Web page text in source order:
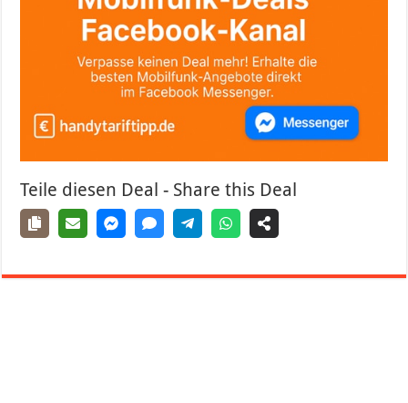
Teile diesen Deal - Share this Deal